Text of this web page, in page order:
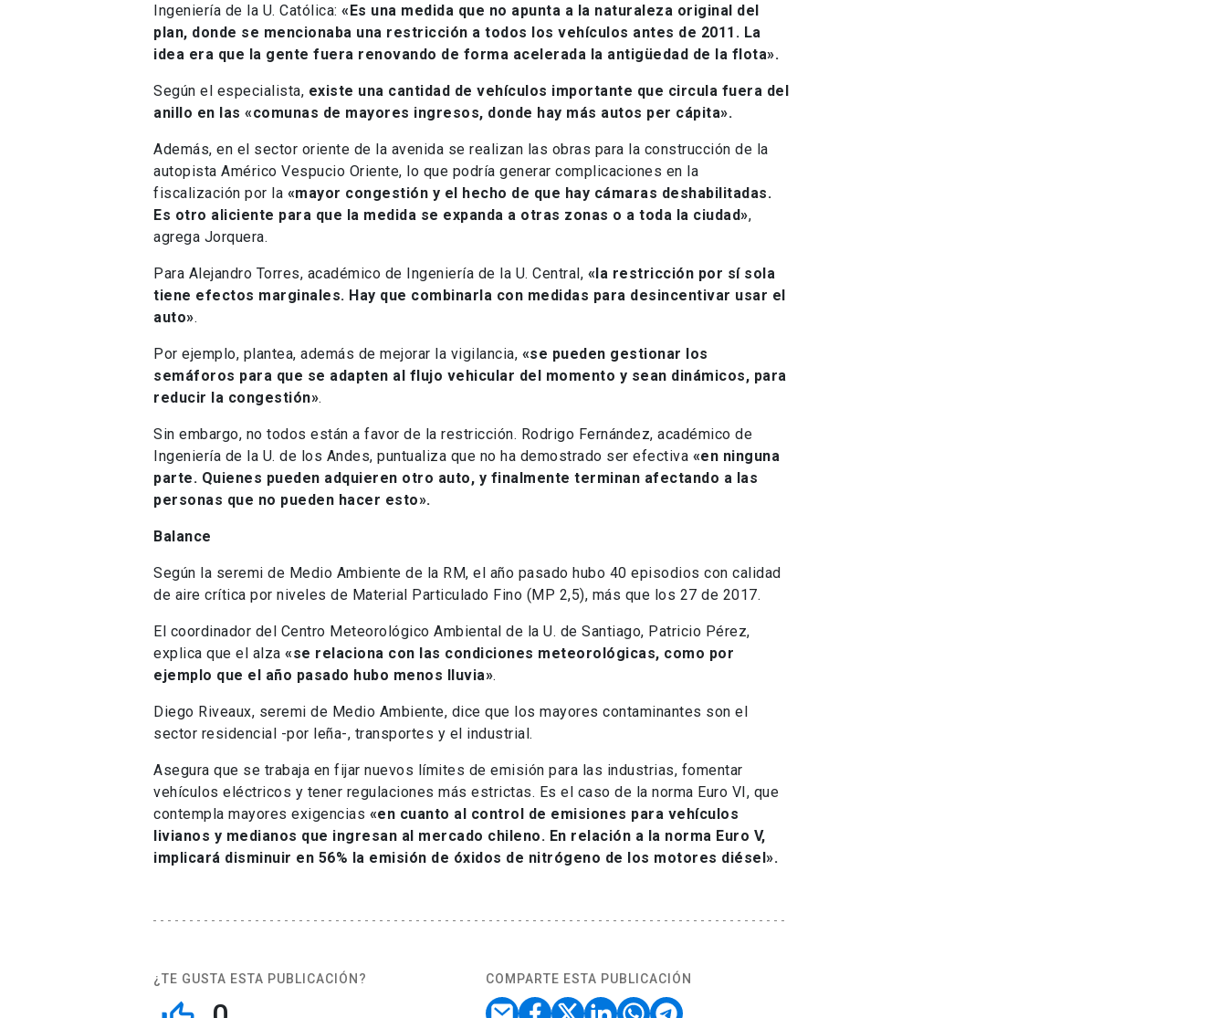
Ingeniería de la U. Católica: «Es una medida que no apunta a la naturaleza original del
plan, donde se mencionaba una restricción a todos los vehículos antes de 2011. La
idea era que la gente fuera renovando de forma acelerada la antigüedad de la flota».
Según el especialista, existe una cantidad de vehículos importante que circula fuera del
anillo en las «comunas de mayores ingresos, donde hay más autos per cápita».
Además, en el sector oriente de la avenida se realizan las obras para la construcción de la
autopista Américo Vespucio Oriente, lo que podría generar complicaciones en la
fiscalización por la «mayor congestión y el hecho de que hay cámaras deshabilitadas.
Es otro aliciente para que la medida se expanda a otras zonas o a toda la ciudad»,
agrega Jorquera.
Para Alejandro Torres, académico de Ingeniería de la U. Central, «la restricción por sí sola
tiene efectos marginales. Hay que combinarla con medidas para desincentivar usar el
auto».
Por ejemplo, plantea, además de mejorar la vigilancia, «se pueden gestionar los
semáforos para que se adapten al flujo vehicular del momento y sean dinámicos, para
reducir la congestión».
Sin embargo, no todos están a favor de la restricción. Rodrigo Fernández, académico de
Ingeniería de la U. de los Andes, puntualiza que no ha demostrado ser efectiva «en ninguna
parte. Quienes pueden adquieren otro auto, y finalmente terminan afectando a las
personas que no pueden hacer esto».
Balance
Según la seremi de Medio Ambiente de la RM, el año pasado hubo 40 episodios con calidad
de aire crítica por niveles de Material Particulado Fino (MP 2,5), más que los 27 de 2017.
El coordinador del Centro Meteorológico Ambiental de la U. de Santiago, Patricio Pérez,
explica que el alza «se relaciona con las condiciones meteorológicas, como por
ejemplo que el año pasado hubo menos lluvia».
Diego Riveaux, seremi de Medio Ambiente, dice que los mayores contaminantes son el
sector residencial -por leña-, transportes y el industrial.
Asegura que se trabaja en fijar nuevos límites de emisión para las industrias, fomentar
vehículos eléctricos y tener regulaciones más estrictas. Es el caso de la norma Euro VI, que
contempla mayores exigencias «en cuanto al control de emisiones para vehículos
livianos y medianos que ingresan al mercado chileno. En relación a la norma Euro V,
implicará disminuir en 56% la emisión de óxidos de nitrógeno de los motores diésel».
¿TE GUSTA ESTA PUBLICACIÓN? COMPARTE ESTA PUBLICACIÓN